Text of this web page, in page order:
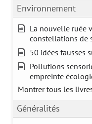
Environnement
La nouvelle ruée
constellations de
50 idées fausses
Pollutions
empreinte
Montrer tous les
Généralités